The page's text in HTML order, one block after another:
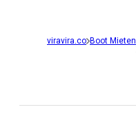
viravira.co Boot Mieten